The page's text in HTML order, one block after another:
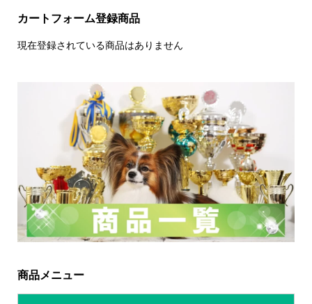
カートフォーム登録商品
現在登録されている商品はありません
商品メニュー